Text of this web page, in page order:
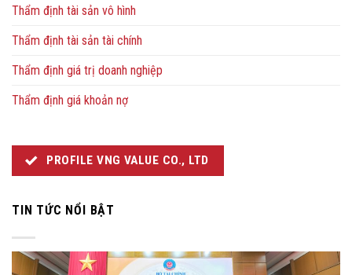
Thẩm định tài sản vô hình
Thẩm định tài sản tài chính
Thẩm định giá trị doanh nghiệp
Thẩm định giá khoản nợ
PROFILE VNG VALUE CO., LTD
TIN TỨC NỔI BẬT